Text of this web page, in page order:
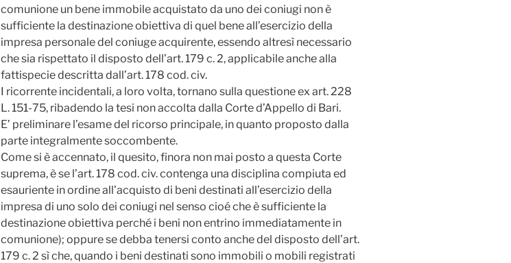
comunione un bene immobile acquistato da uno dei coniugi non è
sufficiente la destinazione obiettiva di quel bene all’esercizio della
impresa personale del coniuge acquirente, essendo altresì necessario
che sia rispettato il disposto dell’art. 179 c. 2, applicabile anche alla
fattispecie descritta dall’art. 178 cod. civ.
I ricorrente incidentali, a loro volta, tornano sulla questione ex art. 228
L. 151-75, ribadendo la tesi non accolta dalla Corte d’Appello di Bari.
E’ preliminare l’esame del ricorso principale, in quanto proposto dalla
parte integralmente soccombente.
Come si è accennato, il quesito, finora non mai posto a questa Corte
suprema, è se l’art. 178 cod. civ. contenga una disciplina compiuta ed
esauriente in ordine all’acquisto di beni destinati all’esercizio della
impresa di uno solo dei coniugi nel senso cioé che è sufficiente la
destinazione obiettiva perché i beni non entrino immediatamente in
comunione); oppure se debba tenersi conto anche del disposto dell’art.
179 c. 2 sì che, quando i beni destinati sono immobili o mobili registrati